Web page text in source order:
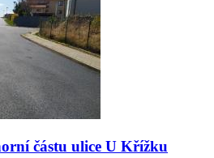
částu ulice U Křížku